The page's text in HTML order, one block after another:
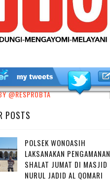
@RESPROBTA
POSTS
POLSEK WONOASIH
LAKSANAKAN PENGAMANAN
SHALAT JUMAT DI MASJID
NURUL JADID AL QOMARI